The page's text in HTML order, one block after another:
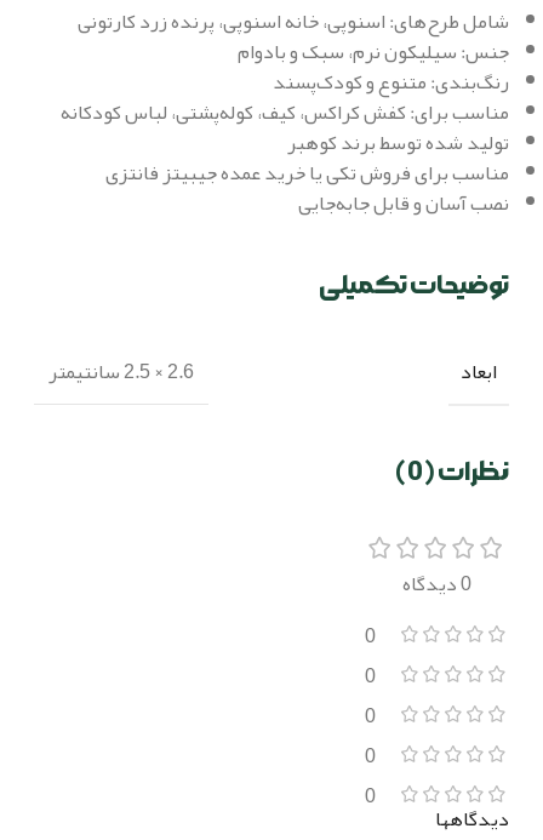
شامل طرح‌های: اسنوپی، خانه اسنوپی، پرنده زرد کارتونی
جنس: سیلیکون نرم، سبک و بادوام
رنگ‌بندی: متنوع و کودک‌پسند
مناسب برای: کفش کراکس، کیف، کوله‌پشتی، لباس کودکانه
تولید شده توسط برند کوهبر
مناسب برای فروش تکی یا خرید عمده جیبیتز فانتزی
نصب آسان و قابل جابه‌جایی
توضیحات تکمیلی
ابعاد 2.6 × 2.5 سانتیمتر
نظرات (0)
0 دیدگاه
0
0
0
0
0
دیدگاهها